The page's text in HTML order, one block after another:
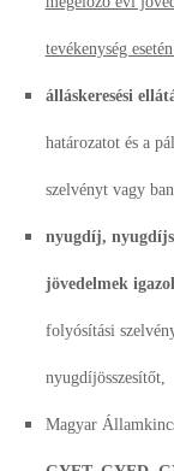
tevékenység
álláskeresési
határozatot és a
szelvényt vagy
nyugdíj,
jövedelmek
folyósítási
nyugdíjösszesítőt,
Magyar